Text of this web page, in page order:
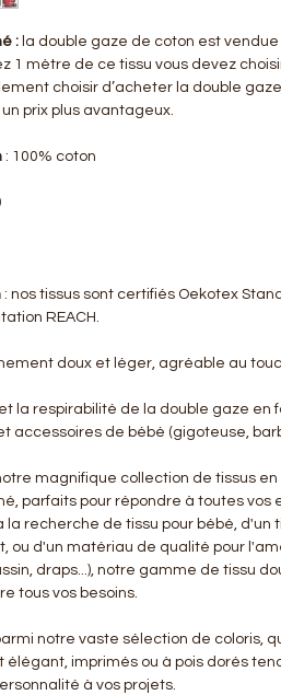
: la double gaze de coton est
1 mètre de ce tissu vous devez
choisir d’acheter la double
prix plus avantageux.
: 100% coton
: nos tissus sont certifiés Oekotex
REACH.
doux et léger, agréable au
la respirabilité de la double gaze en
accessoires de bébé (gigoteuse,
magnifique collection de tissus
parfaits pour répondre à toutes vos
la recherche de tissu pour bébé, d'un
ou d'un matériau de qualité pour
draps...), notre gamme de tissu
tous vos besoins.
notre vaste sélection de coloris,
élégant, imprimés ou à pois dorés
à vos projets.